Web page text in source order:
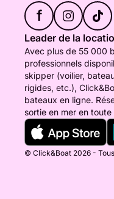
f
Leader de la
Avec plus de 55 000
professionnels
skipper (voilier,
rigides, etc.),
bateaux en ligne.
sortie en mer en
© Click&Boat 2026 -